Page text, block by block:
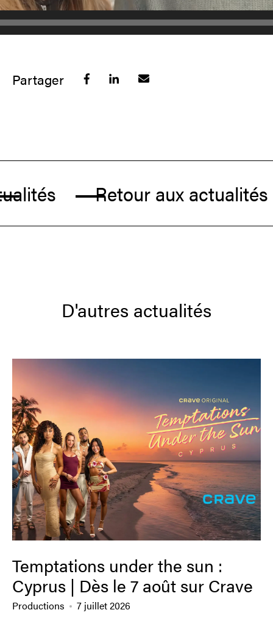
Partager
Retour aux actualités
D'autres actualités
Temptations under the sun :
Cyprus | Dès le 7 août sur Crave
Productions 7 juillet 2026